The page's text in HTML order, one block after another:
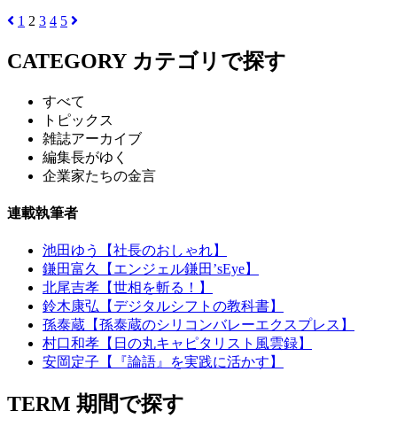
1 2 3 4 5
CATEGORY カテゴリで探す
すべて
トピックス
雑誌アーカイブ
編集長がゆく
企業家たちの金言
連載執筆者
池田ゆう【社長のおしゃれ】
鎌田富久【エンジェル鎌田’sEye】
北尾吉孝【世相を斬る！】
鈴木康弘【デジタルシフトの教科書】
孫泰蔵【孫泰蔵のシリコンバレーエクスプレス】
村口和孝【日の丸キャピタリスト風雲録】
安岡定子【『論語』を実践に活かす】
TERM 期間で探す